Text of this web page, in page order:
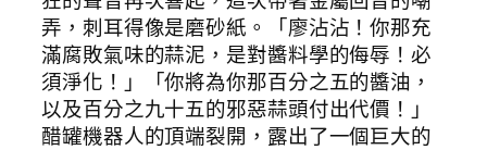
弄，刺耳得像是磨砂紙。「廖沾沾！你那充
滿腐敗氣味的蒜泥，是對醬料學的侮辱！必
須淨化！」「你將為你那百分之五的醬油，
以及百分之九十五的邪惡蒜頭付出代價！」
醋罐機器人的頂端裂開，露出了一個巨大的